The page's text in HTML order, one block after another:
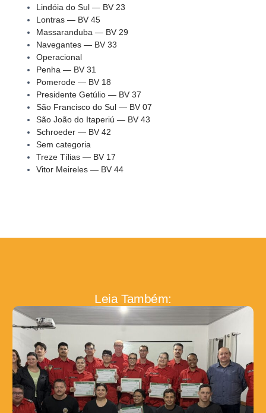
Lindóia do Sul — BV 23
Lontras — BV 45
Massaranduba — BV 29
Navegantes — BV 33
Operacional
Penha — BV 31
Pomerode — BV 18
Presidente Getúlio — BV 37
São Francisco do Sul — BV 07
São João do Itaperiú — BV 43
Schroeder — BV 42
Sem categoria
Treze Tílias — BV 17
Vitor Meireles — BV 44
Leia Também: